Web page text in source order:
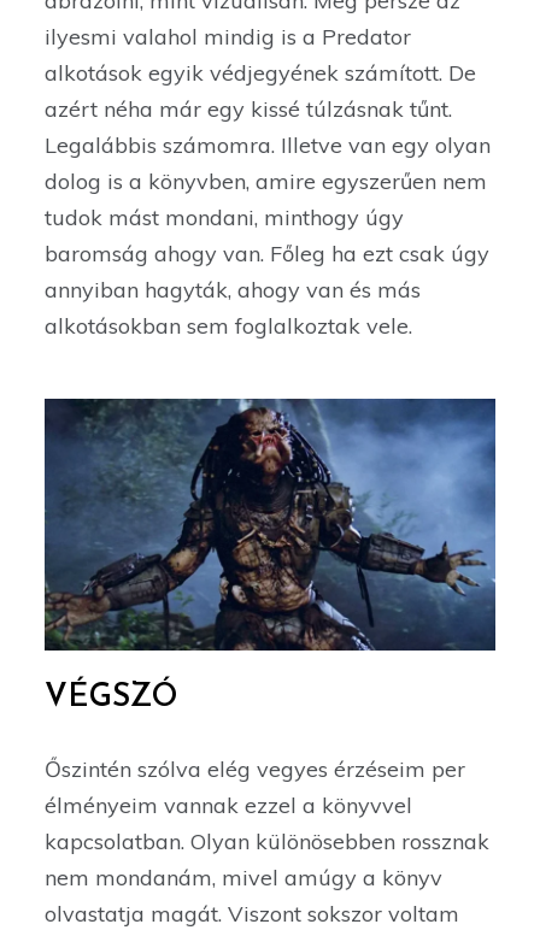
ilyesmi valahol mindig is a Predator
alkotások egyik védjegyének számított. De
azért néha már egy kissé túlzásnak tűnt.
Legalábbis számomra. Illetve van egy olyan
dolog is a könyvben, amire egyszerűen nem
tudok mást mondani, minthogy úgy
baromság ahogy van. Főleg ha ezt csak úgy
annyiban hagyták, ahogy van és más
alkotásokban sem foglalkoztak vele.
VÉGSZÓ
Őszintén szólva elég vegyes érzéseim per
élményeim vannak ezzel a könyvvel
kapcsolatban. Olyan különösebben rossznak
nem mondanám, mivel amúgy a könyv
olvastatja magát. Viszont sokszor voltam